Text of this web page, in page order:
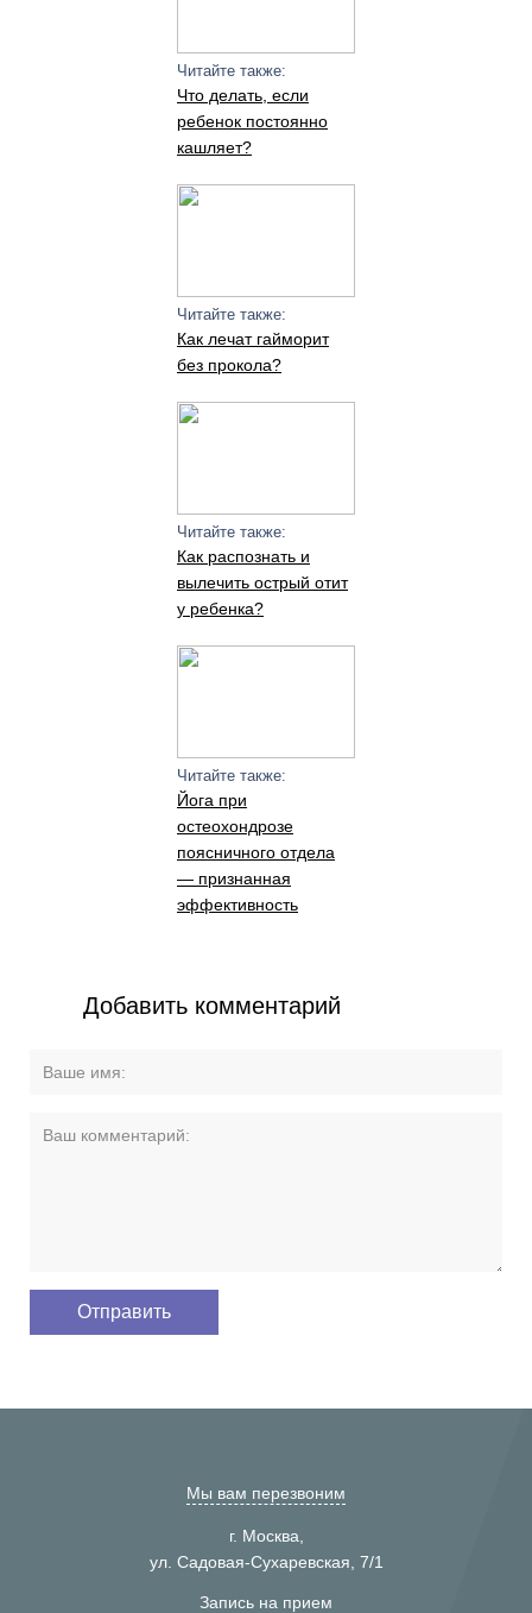
Читайте также:
Что делать, если
ребенок постоянно
кашляет?
Читайте также:
Как лечат гайморит
без прокола?
Читайте также:
Как распознать и
вылечить острый отит
у ребенка?
Читайте также:
Йога при
остеохондрозе
поясничного отдела
— признанная
эффективность
Добавить комментарий
Мы вам перезвоним
г. Москва,
ул. Садовая-Сухаревская, 7/1
Запись на прием